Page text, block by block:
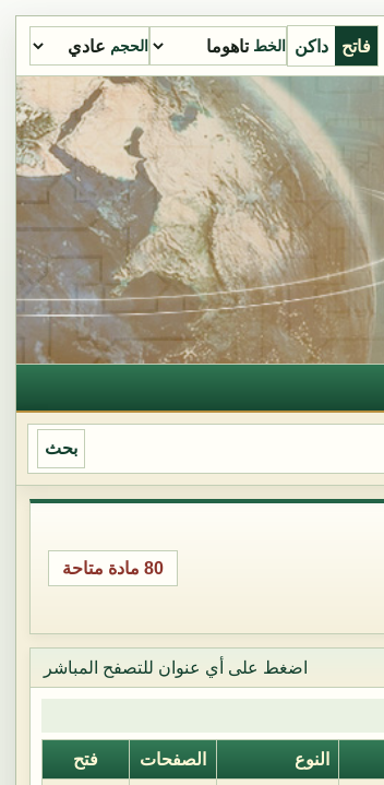
فاتح داكن الخط الحجم
بحث
80 مادة متاحة
اضغط على أي عنوان للتصفح المباشر
النوع الصفحات فتح